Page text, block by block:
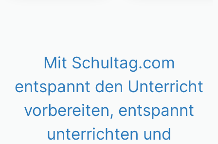
Mit Schultag.com
entspannt den Unterricht
vorbereiten, entspannt
unterrichten und